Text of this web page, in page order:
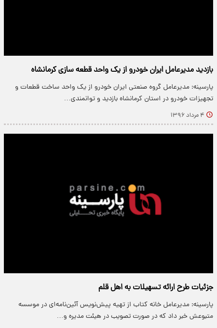
بازدید مدیرعامل ایران خودرو از یک واحد قطعه سازی کرمانشاه
پارسینه: مدیرعامل گروه صنعتی ایران خودرو از یک واحد ساخت قطعات و
تجهیزات خودرو در استان کرمانشاه بازدید و توانمندی…
۴ مرداد ۱۳۹۶
جزئیات طرح ارائه تسهیلات به اهل قلم
پارسینه: مدیرعامل خانه کتاب از تهیه پیش‌نویس آئین‌نامه‌ای در موسسه
متبوعش خبر داد که در صورت تصویب در هیئت مدیره و…